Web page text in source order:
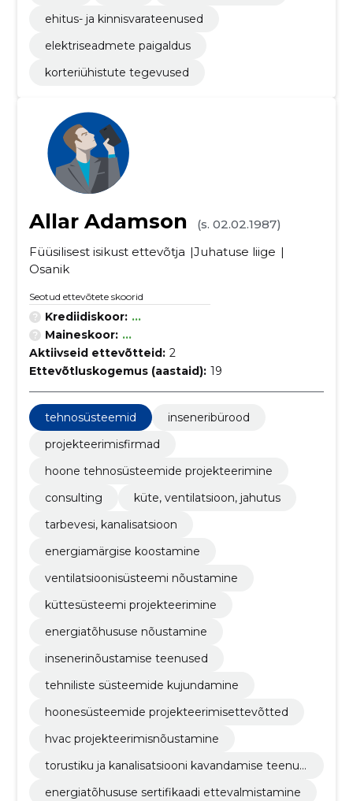
ehitus- ja kinnisvarateenused
elektriseadmete paigaldus
korteriühistute tegevused
Allar Adamson
(s. 02.02.1987)
Füüsilisest isikust ettevõtja
Juhatuse liige
Osanik
Seotud ettevõtete skoorid
Krediidiskoor: ...
Maineskoor: ...
Aktiivseid ettevõtteid: 2
Ettevõtluskogemus (aastaid): 19
tehnosüsteemid
inseneribürood
projekteerimisfirmad
hoone tehnosüsteemide projekteerimine
consulting
küte, ventilatsioon, jahutus
tarbevesi, kanalisatsioon
energiamärgise koostamine
ventilatsioonisüsteemi nõustamine
küttesüsteemi projekteerimine
energiatõhususe nõustamine
insenerinõustamise teenused
tehniliste süsteemide kujundamine
hoonesüsteemide projekteerimisettevõtted
hvac projekteerimisnõustamine
torustiku ja kanalisatsiooni kavandamise teenus
energiatõhususe sertifikaadi ettevalmistamine